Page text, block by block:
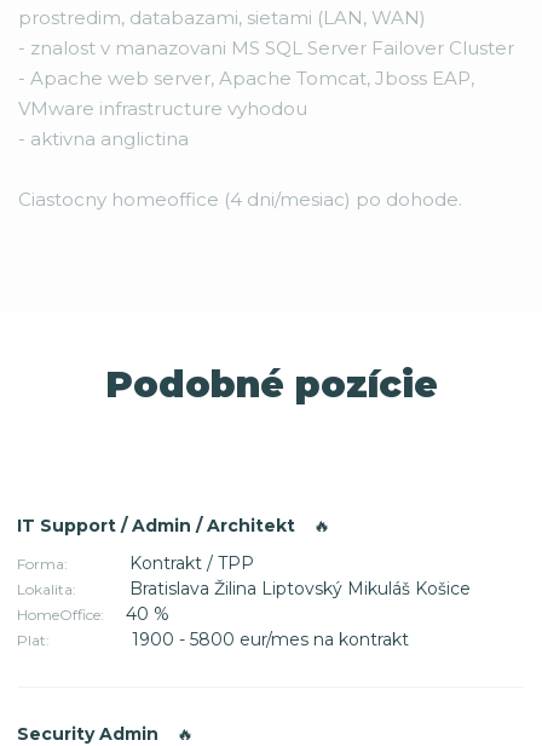
prostredim, databazami, sietami (LAN, WAN)
- znalost v manazovani MS SQL Server Failover Cluster
- Apache web server, Apache Tomcat, Jboss EAP,
VMware infrastructure vyhodou
- aktivna anglictina
Ciastocny homeoffice (4 dni/mesiac) po dohode.
Podobné pozície
IT Support / Admin / Architekt 🔥
Forma: Kontrakt / TPP
Lokalita: Bratislava Žilina Liptovský Mikuláš Košice
HomeOffice: 40 %
Plat: 1900 - 5800 eur/mes na kontrakt
Security Admin 🔥